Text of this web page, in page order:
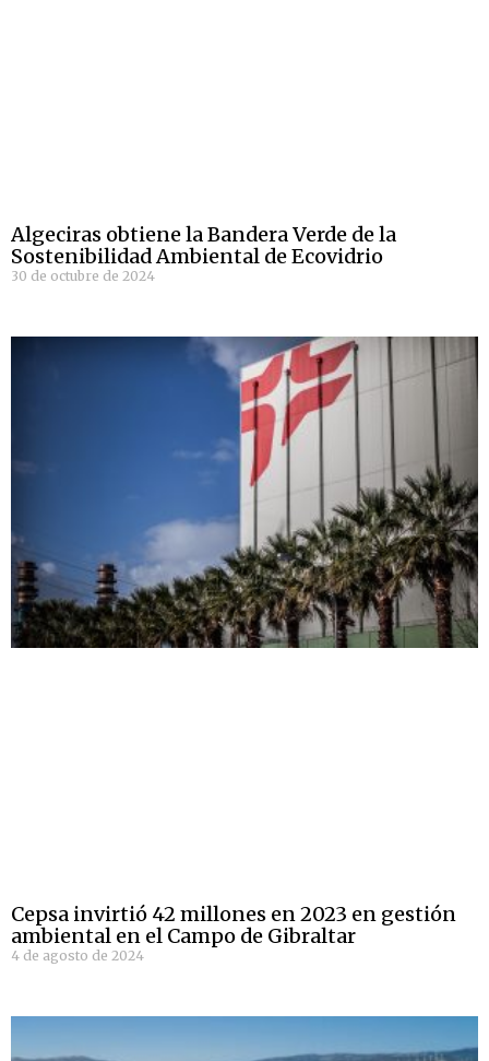
Algeciras obtiene la Bandera Verde de la
Sostenibilidad Ambiental de Ecovidrio
30 de octubre de 2024
Cepsa invirtió 42 millones en 2023 en gestión
ambiental en el Campo de Gibraltar
4 de agosto de 2024